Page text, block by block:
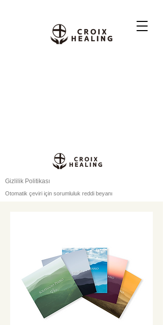
Gizlilik Politikası
Otomatik çeviri için sorumluluk reddi beyanı